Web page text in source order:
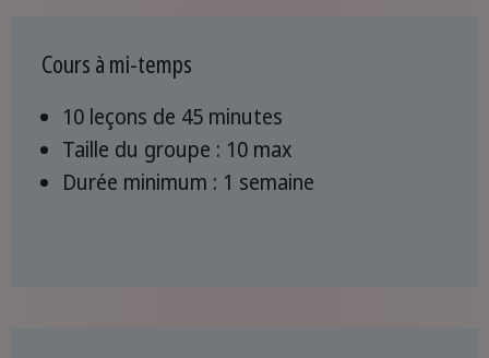
Cours à mi-temps
10 leçons de 45 minutes
Taille du groupe : 10 max
Durée minimum : 1 semaine